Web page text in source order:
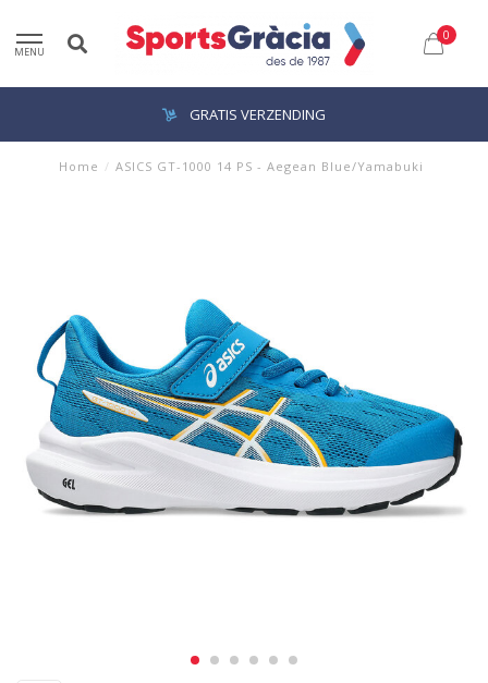
MENU
0
GRATIS VERZENDING
Home / ASICS GT-1000 14 PS - Aegean Blue/Yamabuki